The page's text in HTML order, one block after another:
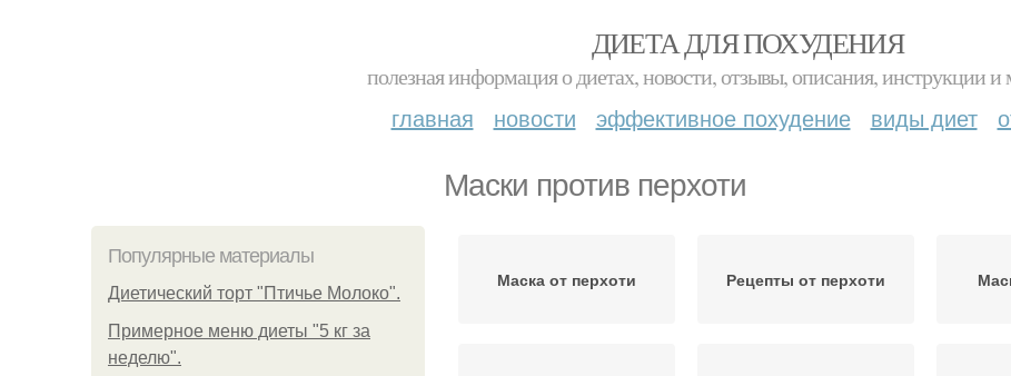
ДИЕТА ДЛЯ ПОХУДЕНИЯ
полезная информация о диетах, новости, отзывы, описания, инструкции и
главная новости эффективное похудение виды диет
Маски против перхоти
Популярные материалы
Диетический торт "Птичье Молоко".
Примерное меню диеты "5 кг за
неделю".
Маска от перхоти Рецепты от перхоти